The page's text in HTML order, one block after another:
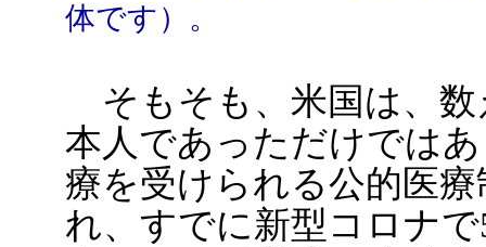
体です）。
そもそも、米国は、数
本人であっただけでは
療を受けられる公的医
れ、すでに新型コロナ